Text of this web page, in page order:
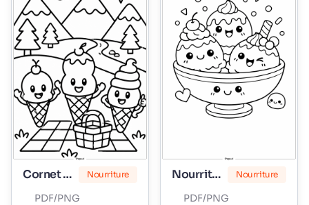
Cornet de glace Nourriture
PDF/PNG
Nourriture Mignonne Nourriture
PDF/PNG